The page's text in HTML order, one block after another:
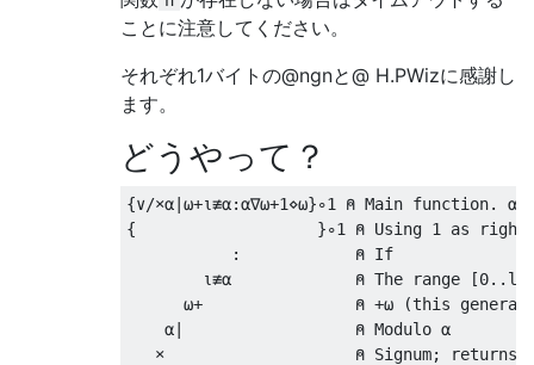
ことに注意してください。
それぞれ1バイトの@ngnと@ H.PWizに感謝し
ます。
どうやって？
{∨/×⍺|⍵+⍳≢⍺:⍺∇⍵+1⋄⍵}∘1 ⍝ Main function. ⍺=
{
}∘1 ⍝ Using 1 as right
:
⍝ If
⍳≢⍺
⍝ The range [0. .
⍵+
⍝ +⍵ (this
⍺|
⍝ Modulo ⍺
×
⍝ Signum; returns